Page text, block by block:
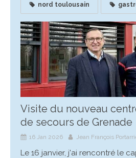
nord toulousain
Visite du nouveau
de secours de Grenade
16 Jan 2026 Jean François
Le 16 janvier, j'ai rencontré le